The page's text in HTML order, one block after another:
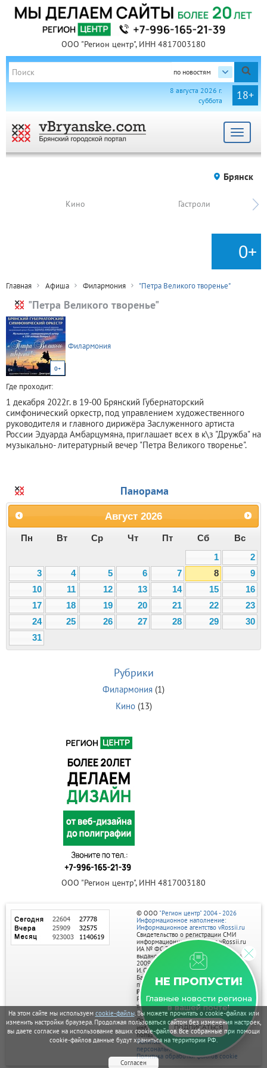
На этом сайте мы используем cookie-файлы. Вы можете прочитать о cookie-файлах или
изменить настройки браузера. Продолжая пользоваться сайтом без изменения настроек,
вы даете согласие на использование ваших cookie-файлов. Все собранные при помощи
cookie-файлов данные будут храниться на территории РФ.
Согласен
ООО "Регион центр", ИНН 4817003180
по новостям
18+
8 августа 2026 г.
суббота
Toggle
Брянск
Кино Гастроли
0+
Главная Афиша Филармония "Петра Великого творенье"
"Петра Великого творенье"
0+
Филармония
Где проходит:
1 декабря 2022г. в 19-00 Брянский Губернаторский
симфонический оркестр, под управлением художественного
руководителя и главного дирижёра Заслуженного артиста
России Эдуарда Амбарцумяна, приглашает всех в к\з "Дружба" на
музыкально- литературный вечер "Петра Великого творенье".
Панорама
Август 2026
Пн Вт Ср Чт Пт Сб
Вс
1
2
3
4 5 6 7 8
9
10
11 12 13 14 15
16
17
18 19 20 21 22
23
24
25 26 27 28 29
30
31
Рубрики
Филармония (1)
Кино(13)
ООО "Регион центр", ИНН 4817003180
НЕ ПРОПУСТИ!
Главные новости региона
в вашей почте!
ПОДПИСАТЬСЯ
© ООО "Регион центр" 2004 - 2026
Информационное наполнение:
Информационное агентство vRossii.ru
Свидетельство о регистрации СМИ
информационного агентства vRossii.ru
ИА № ФС 77‑35502
выдано РОСКОМНАДЗОРом 04 марта
2009г.
И. О. Главного редактора Нарыков А. Н.
Баннеры на портале размещаются на
правах рекламы.
Реклама на портале:
Рекламное агентство "Умный маркетинг"
тел. 7-910-267-70-40,
email: umnyy.marketing@yandex.ru
Отдельные публикации могут содержать
информацию, не предназначенную для
пользователей до 18 лет.
Политика в отношении обработки
персональных данных
Политика обработки файлов cookie